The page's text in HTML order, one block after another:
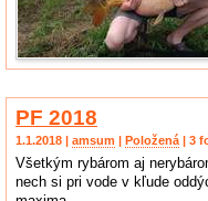
PF 2018
1.1.2018 | amsum | Položená | 3
Všetkým rybárom aj
nech si pri vode v kľude